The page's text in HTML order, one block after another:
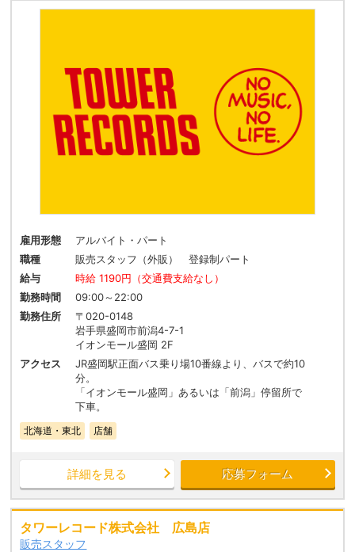
雇用形態
アルバイト・パート
職種
販売スタッフ（外販） 登録制パート
給与
時給 1190円（交通費支給なし）
勤務時間
09:00～22:00
勤務住所
〒020-0148
岩手県盛岡市前潟4-7-1
イオンモール盛岡 2F
アクセス
JR盛岡駅正面バス乗り場10番線より、バスで約10
分。
「イオンモール盛岡」あるいは「前潟」停留所で
下車。
北海道・東北 店舗
詳細を見る 応募フォーム
タワーレコード株式会社 広島店
販売スタッフ